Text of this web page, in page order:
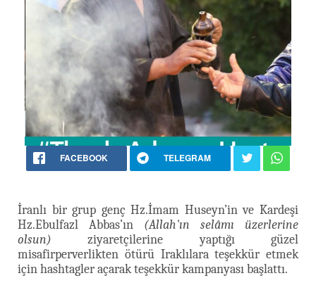
FACEBOOK TELEGRAM
İranlı bir grup genç Hz.İmam Huseyn’in ve Kardeşi
Hz.Ebulfazl Abbas’ın (Allah'ın selâmı üzerlerine
olsun) ziyaretçilerine yaptığı güzel
misafirperverlikten ötürü Iraklılara teşekkür etmek
için hashtagler açarak teşekkür kampanyası başlattı.